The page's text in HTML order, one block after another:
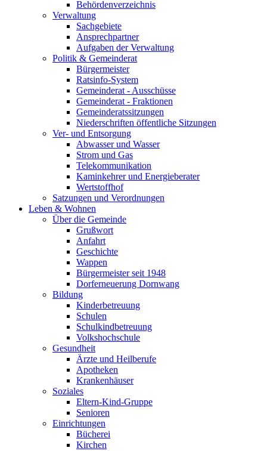
Behördenverzeichnis
Verwaltung
Sachgebiete
Ansprechpartner
Aufgaben der Verwaltung
Politik & Gemeinderat
Bürgermeister
Ratsinfo-System
Gemeinderat - Ausschüsse
Gemeinderat - Fraktionen
Gemeinderatssitzungen
Niederschriften öffentliche Sitzungen
Ver- und Entsorgung
Abwasser und Wasser
Strom und Gas
Telekommunikation
Kaminkehrer und Energieberater
Wertstoffhof
Satzungen und Verordnungen
Leben & Wohnen
Über die Gemeinde
Grußwort
Anfahrt
Geschichte
Wappen
Bürgermeister seit 1948
Dorferneuerung Dornwang
Bildung
Kinderbetreuung
Schulen
Schulkindbetreuung
Volkshochschule
Gesundheit
Ärzte und Heilberufe
Apotheken
Krankenhäuser
Soziales
Eltern-Kind-Gruppe
Senioren
Einrichtungen
Bücherei
Kirchen